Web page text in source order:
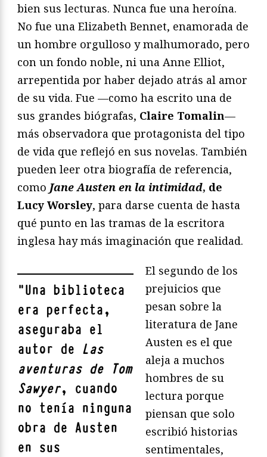
bien sus lecturas. Nunca fue una heroína.
No fue una Elizabeth Bennet, enamorada de
un hombre orgulloso y malhumorado, pero
con un fondo noble, ni una Anne Elliot,
arrepentida por haber dejado atrás al amor
de su vida. Fue —como ha escrito una de
sus grandes biógrafas, Claire Tomalin—
más observadora que protagonista del tipo
de vida que reflejó en sus novelas. También
pueden leer otra biografía de referencia,
como Jane Austen en la intimidad, de
Lucy Worsley, para darse cuenta de hasta
qué punto en las tramas de la escritora
inglesa hay más imaginación que realidad.
"Una biblioteca
era perfecta,
aseguraba el
autor de Las
aventuras de Tom
Sawyer, cuando
no tenía ninguna
obra de Austen
en sus
El segundo de los
prejuicios que
pesan sobre la
literatura de Jane
Austen es el que
aleja a muchos
hombres de su
lectura porque
piensan que solo
escribió historias
sentimentales,